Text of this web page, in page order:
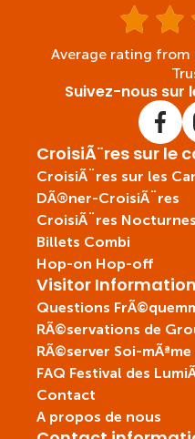
Average rating from
CroisiÃ¨res sur le
CroisiÃ¨res sur les
DÃ®ner-CroisiÃ¨res
CroisiÃ¨res Nocturnes
Billets Combi
Hop-on Hop-off
Visitor Information
Questions
RÃ©servations de
RÃ©server Soi-mÃªme
FAQ Festival des
Contact
A propos de nous
Suivez-nous sur